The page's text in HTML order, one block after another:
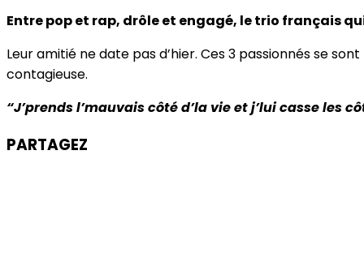
Entre pop et rap, drôle et engagé, le trio français
Leur amitié ne date pas d’hier. Ces 3 passionnés se
contagieuse.
“J’prends l’mauvais côté d’la vie et j’lui casse les
PARTAGEZ